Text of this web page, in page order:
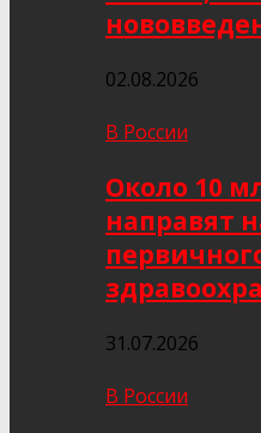
02.08.2026
В России
Около 10
направят
31.07.2026
В России